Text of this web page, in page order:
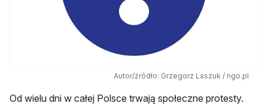
Autor/źródło: Grzegorz Laszuk / ngo.pl
Od wielu dni w całej Polsce trwają społeczne protesty.